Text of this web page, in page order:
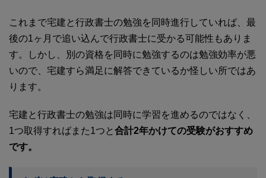
これまで宅建と行政書士の勉強を同時進行していれば、最
後の1ヶ月で追い込んで行政書士に受かる可能性もありま
す。しかし、別の資格を同時に勉強するのは勉強効率が悪
いので、宅建すら満足に解答できているか怪しい所ではあ
ります。
宅建と行政書士の勉強は同時に学習を進めるのではなく、
1つ取得すればまた1つと 合計2年かけての受験がおすすめ
です。